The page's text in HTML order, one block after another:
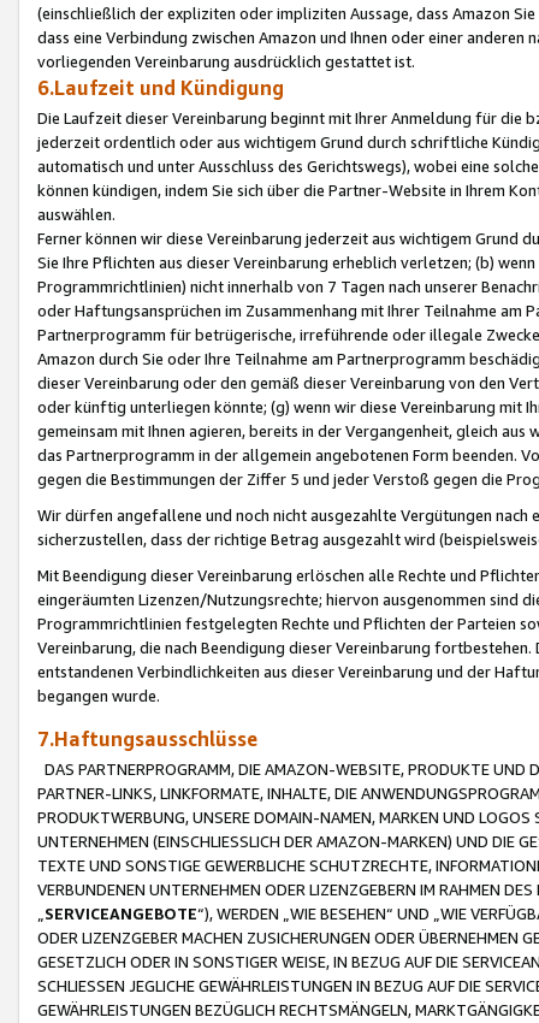
(einschließlich der expliziten oder impliziten Aussage, dass Amazon
dass eine Verbindung zwischen Amazon und Ihnen oder einer
vorliegenden Vereinbarung ausdrücklich gestattet ist.
6.Laufzeit und Kündigung
Die Laufzeit dieser Vereinbarung beginnt mit Ihrer Anmeldung für die
jederzeit ordentlich oder aus wichtigem Grund durch schriftliche
automatisch und unter Ausschluss des Gerichtswegs), wobei eine
können kündigen, indem Sie sich über die Partner-Website in Ihrem
auswählen.
Ferner können wir diese Vereinbarung jederzeit aus wichtigem Grund
Sie Ihre Pflichten aus dieser Vereinbarung erheblich verletzen; (b)
Programmrichtlinien) nicht innerhalb von 7 Tagen nach unserer
oder Haftungsansprüchen im Zusammenhang mit Ihrer Teilnahme am
Partnerprogramm für betrügerische, irreführende oder illegale
Amazon durch Sie oder Ihre Teilnahme am Partnerprogramm
dieser Vereinbarung oder den gemäß dieser Vereinbarung von den
oder künftig unterliegen könnte; (g) wenn wir diese Vereinbarung mit
gemeinsam mit Ihnen agieren, bereits in der Vergangenheit, gleich
das Partnerprogramm in der allgemein angebotenen Form beenden.
gegen die Bestimmungen der Ziffer 5 und jeder Verstoß gegen die
Wir dürfen angefallene und noch nicht ausgezahlte Vergütungen
sicherzustellen, dass der richtige Betrag ausgezahlt wird
Mit Beendigung dieser Vereinbarung erlöschen alle Rechte und
eingeräumten Lizenzen/Nutzungsrechte; hiervon ausgenommen sind
Programmrichtlinien festgelegten Rechte und Pflichten der Parteien
Vereinbarung, die nach Beendigung dieser Vereinbarung
entstandenen Verbindlichkeiten aus dieser Vereinbarung und der
begangen wurde.
7.Haftungsausschlüsse
DAS PARTNERPROGRAMM, DIE AMAZON-WEBSITE, PRODUKTE UND
PARTNER-LINKS, LINKFORMATE, INHALTE, DIE
PRODUKTWERBUNG, UNSERE DOMAIN-NAMEN, MARKEN UND
UNTERNEHMEN (EINSCHLIESSLICH DER AMAZON-MARKEN) UND DIE
TEXTE UND SONSTIGE GEWERBLICHE SCHUTZRECHTE,
VERBUNDENEN UNTERNEHMEN ODER LIZENZGEBERN IM RAHMEN
SERVICEANGEBOTE“), WERDEN „WIE BESEHEN“ UND „WIE
ODER LIZENZGEBER MACHEN ZUSICHERUNGEN ODER ÜBERNEHMEN
GESETZLICH ODER IN SONSTIGER WEISE, IN BEZUG AUF DIE
SCHLIESSEN JEGLICHE GEWÄHRLEISTUNGEN IN BEZUG AUF DIE
GEWÄHRLEISTUNGEN BEZÜGLICH RECHTSMÄNGELN,